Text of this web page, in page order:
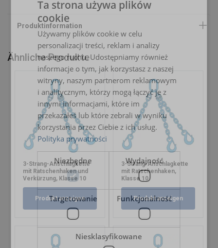
Güteklasse:
Ähnliche Produkte
3-Strang-Anschlagkette
mit Ratschenhaken und
Verkürzung, Klasse 10
Produkt anzeigen
3-Strang-Anschlagkette
mit Ratschenhaken,
Klasse 10
Produkt anzeigen
ENGLISH TRANSLATION
Ta strona używa plików
cookie
Używamy plików cookie w celu
personalizacji treści, reklam i analizy
naszego ruchu. Udostępniamy również
informacje o tym, jak korzystasz z naszej
witryny, naszym partnerom reklamowym
i analitycznym, którzy mogą łączyć je z
innymi informacjami, które im
przekazałeś lub które zebrali w wyniku
korzystania przez Ciebie z ich usług.
Polityka prywatności
Niezbędne Wydajność
Targetowanie Funkcjonalność
Niesklasyfikowane